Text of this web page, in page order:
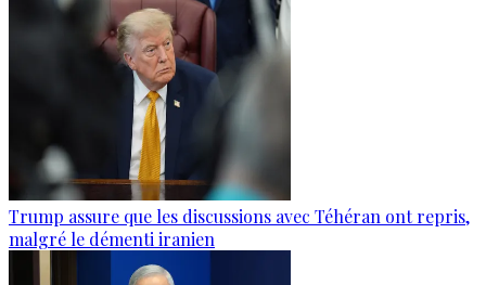
Trump assure que les discussions avec Téhéran ont repris,
malgré le démenti iranien